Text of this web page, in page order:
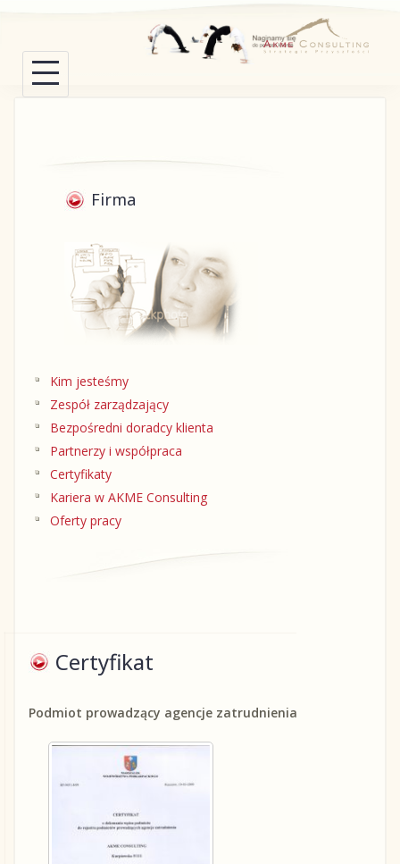
content
Firma
Kim jesteśmy
Zespół zarządzający
Bezpośredni doradcy klienta
Partnerzy i współpraca
Certyfikaty
Kariera w AKME Consulting
Oferty pracy
Certyfikat
Podmiot prowadzący agencje zatrudnienia